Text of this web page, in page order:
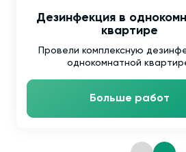
Дезинфекция в
квартире
Провели комплексную
однокомнатной
Больше работ